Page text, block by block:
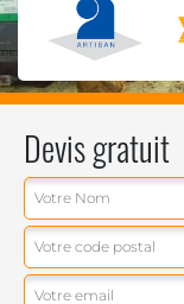
Devis gratuit